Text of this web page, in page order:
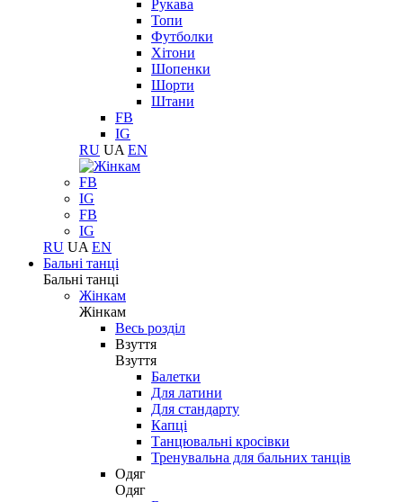
Рукава
Топи
Футболки
Хітони
Шопенки
Шорти
Штани
FB
IG
RU UA EN
FB
IG
FB
IG
RU UA EN
Бальні танці
Бальні танці
Жінкам
Жінкам
Весь розділ
Взуття
Взуття
Балетки
Для латини
Для стандарту
Капці
Танцювальні кросівки
Тренувальна для бальних танців
Одяг
Одяг